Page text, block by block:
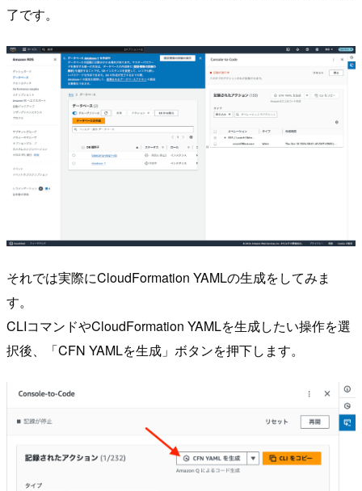
了です。
それでは実際にCloudFormation YAMLの生成をしてみま
す。
CLIコマンドやCloudFormation YAMLを生成したい操作を選
択後、「CFN YAMLを生成」ボタンを押下します。